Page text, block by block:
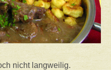
nicht langweilig.